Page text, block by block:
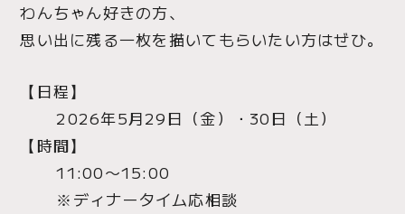
わんちゃん好きの方、
思い出に残る一枚を描いてもらいたい方はぜひ。
【日程】
2026年5月29日（金）・30日（土）
【時間】
11:00〜15:00
※ディナータイム応相談